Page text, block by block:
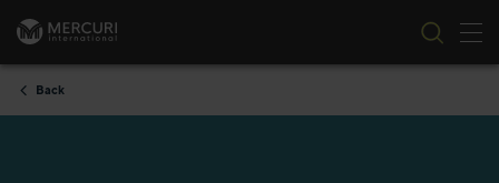
Skip to content
Back